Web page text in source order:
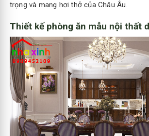
trọng và mang hơi thở của Châu Âu.
Thiết kế phòng ăn mẫu nội thất